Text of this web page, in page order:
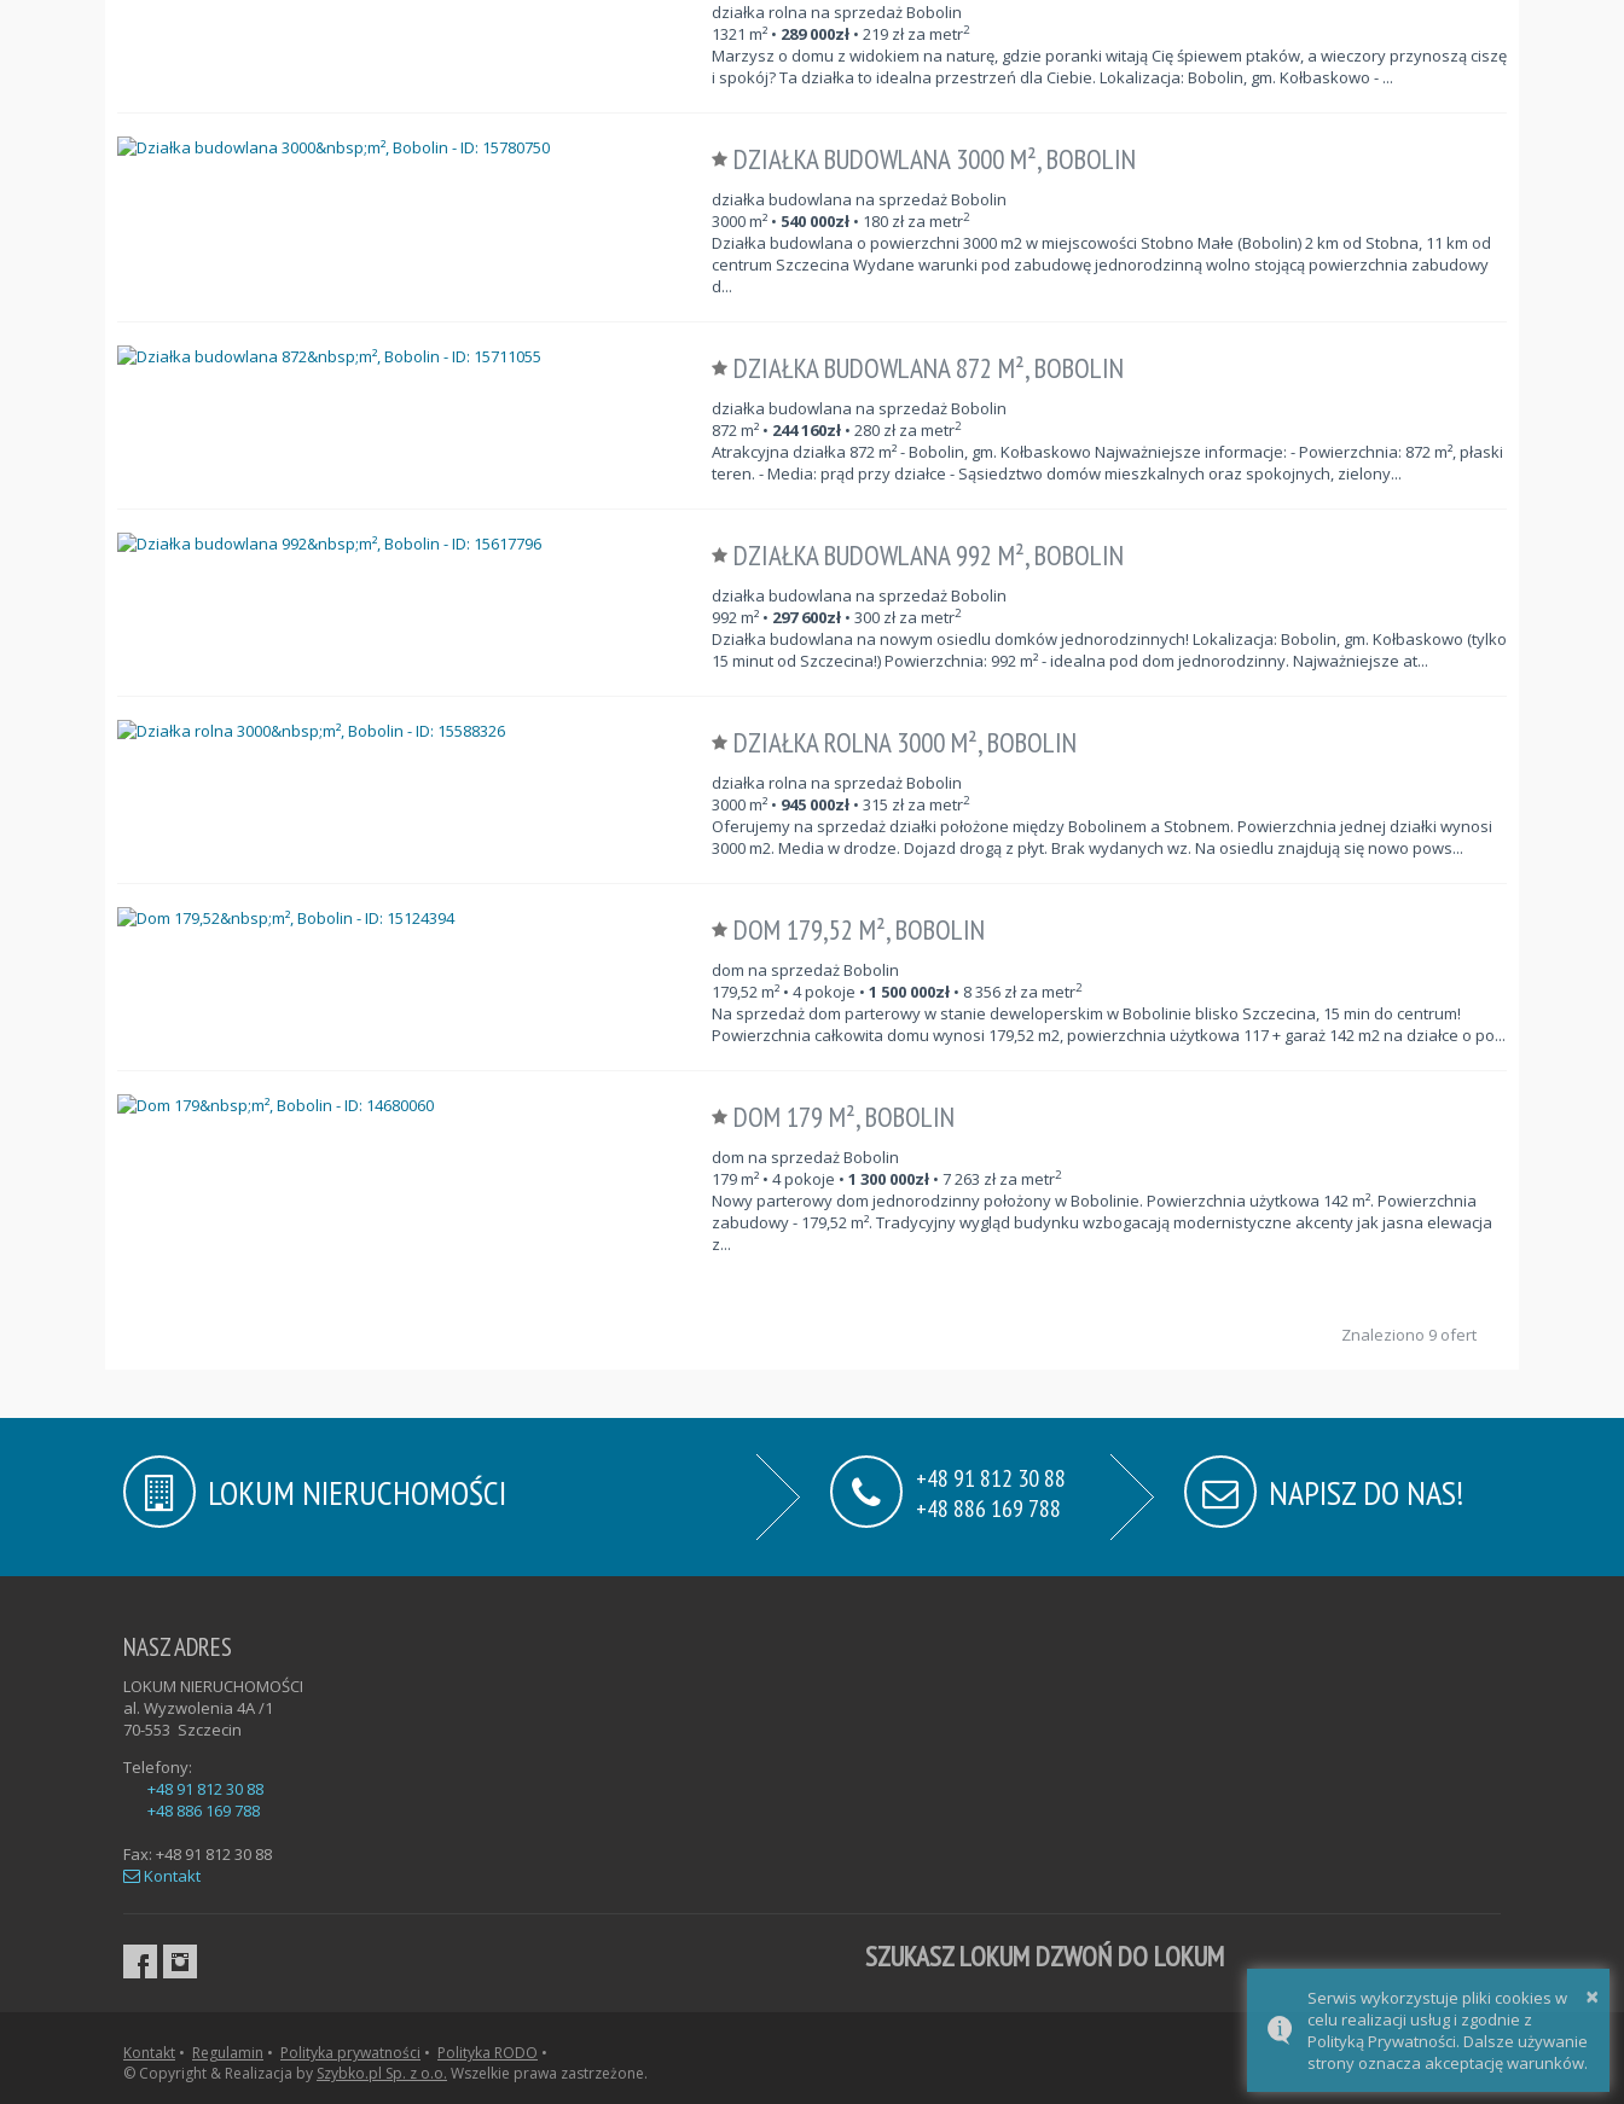
działka rolna na sprzedaż Bobolin
1321 m²• 289 000zł• 219zł za metr2
Marzysz o domu z widokiem na naturę, gdzie poranki witają Cię śpiewem ptaków, a wieczory przynoszą ciszę
i spokój? Ta działka to idealna przestrzeń dla Ciebie. Lokalizacja: Bobolin, gm. Kołbaskowo - ...
DZIAŁKA BUDOWLANA 3000 M², BOBOLIN
działka budowlana na sprzedaż Bobolin
3000m²• 540 000zł• 180zł za metr2
Działka budowlana o powierzchni 3000 m2 w miejscowości Stobno Małe (Bobolin) 2 km od Stobna, 11 km od
centrum Szczecina Wydane warunki pod zabudowę jednorodzinną wolno stojącą powierzchnia zabudowy
d...
DZIAŁKA BUDOWLANA 872 M², BOBOLIN
działka budowlana na sprzedaż Bobolin
872m²• 244 160zł• 280zł za metr2
Atrakcyjna działka 872 m² - Bobolin, gm. Kołbaskowo Najważniejsze informacje: - Powierzchnia: 872 m², płaski
teren. - Media: prąd przy działce - Sąsiedztwo domów mieszkalnych oraz spokojnych, zielony...
DZIAŁKA BUDOWLANA 992 M², BOBOLIN
działka budowlana na sprzedaż Bobolin
992m²• 297 600zł• 300zł za metr2
Działka budowlana na nowym osiedlu domków jednorodzinnych! Lokalizacja: Bobolin, gm. Kołbaskowo (tylko
15 minut od Szczecina!) Powierzchnia: 992 m² - idealna pod dom jednorodzinny. Najważniejsze at...
DZIAŁKA ROLNA 3000 M², BOBOLIN
działka rolna na sprzedaż Bobolin
3000m²• 945 000zł• 315 zł za metr2
Oferujemy na sprzedaż działki położone między Bobolinem a Stobnem. Powierzchnia jednej działki wynosi
3000 m2. Media w drodze. Dojazd drogą z płyt. Brak wydanych wz. Na osiedlu znajdują się nowo pows...
DOM 179,52 M², BOBOLIN
dom na sprzedaż Bobolin
179,52m²• 4 pokoje • 1 500 000zł• 8 356zł za metr2
Na sprzedaż dom parterowy w stanie deweloperskim w Bobolinie blisko Szczecina, 15 min do centrum!
Powierzchnia całkowita domu wynosi 179,52 m2, powierzchnia użytkowa 117 + garaż 142 m2 na działce o po...
DOM 179 M², BOBOLIN
dom na sprzedaż Bobolin
179m²• 4 pokoje • 1 300 000zł• 7 263 zł za metr2
Nowy parterowy dom jednorodzinny położony w Bobolinie. Powierzchnia użytkowa 142 m². Powierzchnia
zabudowy - 179,52 m². Tradycyjny wygląd budynku wzbogacają modernistyczne akcenty jak jasna elewacja
z...
Znaleziono 9 ofert
LOKUM NIERUCHOMOŚCI
+48 91 812 30 88
+48 886 169 788
NAPISZ DO NAS!
NASZ ADRES
LOKUM NIERUCHOMOŚCI
al. Wyzwolenia 4A /1
70-553 Szczecin
Telefony:
+48 91 812 30 88
+48 886 169 788
Fax: +48 91 812 30 88
Kontakt
SZUKASZ LOKUM DZWOŃ DO LOKUM
Kontakt • Regulamin • Polityka prywatności • Polityka RODO •
© Copyright & Realizacja by Szybko.pl Sp. z o.o. Wszelkie prawa zastrzeżone.
×
Serwis wykorzystuje pliki cookies w
celu realizacji usług i zgodnie z
Polityką Prywatności. Dalsze używanie
strony oznacza akceptację warunków.